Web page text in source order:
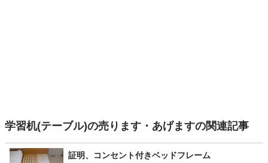
学習机(テーブル)の売ります・あげますの関連記事
証明、コンセント付きベッドフレーム